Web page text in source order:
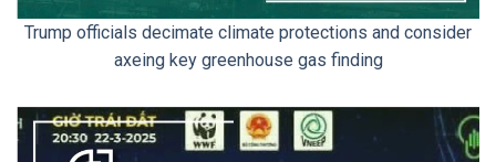
Trump officials decimate climate protections and consider
axeing key greenhouse gas finding